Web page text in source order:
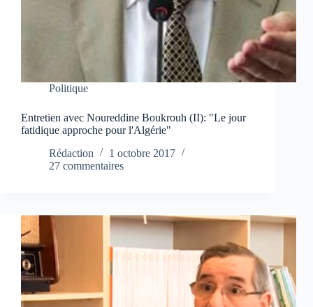
Politique
Entretien avec Noureddine Boukrouh (II): "Le jour
fatidique approche pour l'Algérie"
Rédaction
1 octobre 2017
27 commentaires